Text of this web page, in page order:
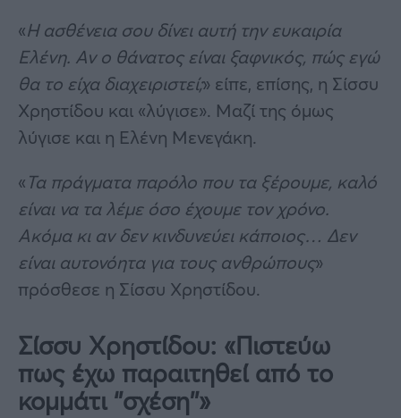
«Η ασθένεια σου δίνει αυτή την ευκαιρία
Ελένη. Αν ο θάνατος είναι ξαφνικός, πώς εγώ
θα το είχα διαχειριστεί;» είπε, επίσης, η Σίσσυ
Χρηστίδου και «λύγισε». Μαζί της όμως
λύγισε και η Ελένη Μενεγάκη.
«Τα πράγματα παρόλο που τα ξέρουμε, καλό
είναι να τα λέμε όσο έχουμε τον χρόνο.
Ακόμα κι αν δεν κινδυνεύει κάποιος… Δεν
είναι αυτονόητα για τους ανθρώπους»
πρόσθεσε η Σίσσυ Χρηστίδου.
Σίσσυ Χρηστίδου: «Πιστεύω
πως έχω παραιτηθεί από το
κομμάτι ‘’σχέση’’»